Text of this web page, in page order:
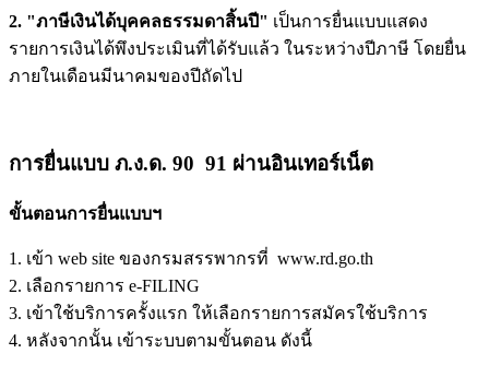
2. "ภาษีเงินได้บุคคลธรรมดาสิ้นปี" เป็นการยื่นแบบแสดง
รายการเงินได้พึงประเมินที่ได้รับแล้ว ในระหว่างปีภาษี โดยยื่น
ภายในเดือนมีนาคมของปีถัดไป
การยื่นแบบ ภ.ง.ด. 90 91 ผ่านอินเทอร์เน็ต
ขั้นตอนการยื่นแบบฯ
1. เข้า web site ของกรมสรรพากรที่ www.rd.go.th
2. เลือกรายการ e-FILING
3. เข้าใช้บริการครั้งแรก ให้เลือกรายการสมัครใช้บริการ
4. หลังจากนั้น เข้าระบบตามขั้นตอน ดังนี้